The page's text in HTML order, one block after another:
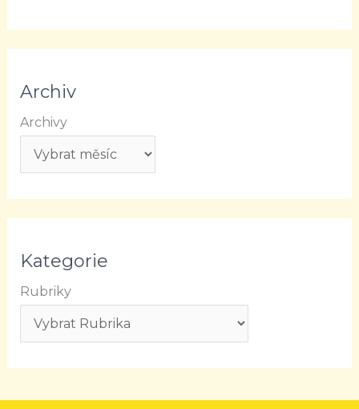
Archiv
Archivy
Kategorie
Rubriky